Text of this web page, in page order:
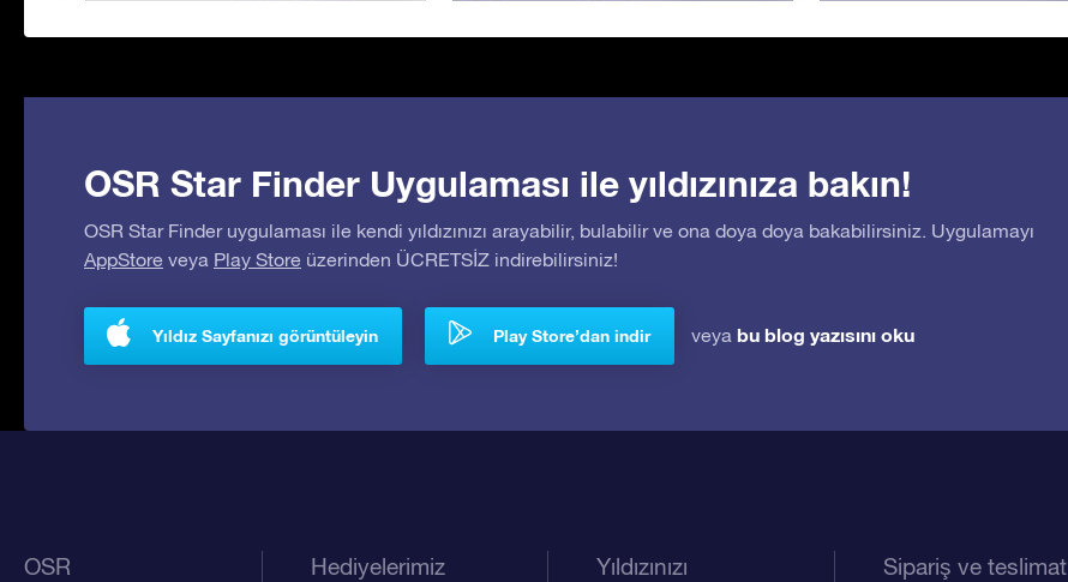
OSR Star Finder Uygulaması ile yıldızınıza bakın!
OSR Star Finder uygulaması ile kendi yıldızınızı arayabilir, bulabilir ve ona doya doya bakabilirsiniz. Uygulamayı
AppStore veya Play Store üzerinden ÜCRETSİZ indirebilirsiniz!
Yıldız Sayfanızı görüntüleyin Play Store’dan indir veya bu blog yazısını oku
OSR Hediyelerimiz
Yıldızınızı
Sipariş ve teslimat